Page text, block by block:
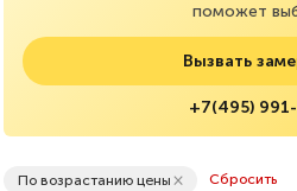
поможет
Вызвать
+7(495)
По возрастанию цены × Сбросить